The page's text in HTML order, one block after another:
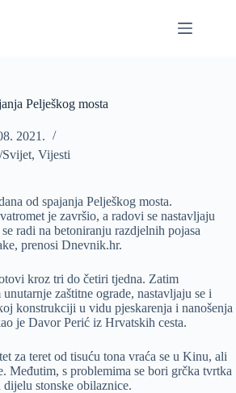
Pelješkog mosta
2021.
Svijet, Vijesti
od spajanja Pelješkog mosta.
je završio, a radovi se nastavljaju
radi na betoniranju razdjelnih pojasa
prenosi Dnevnik.hr.
kroz tri do četiri tjedna. Zatim
zaštitne ograde, nastavljaju se i
konstrukciji u vidu pjeskarenja i nanošenja
je Davor Perić iz Hrvatskih cesta.
za teret od tisuću tona vraća se u Kinu, ali
Međutim, s problemima se bori grčka tvrtka
stonske obilaznice.